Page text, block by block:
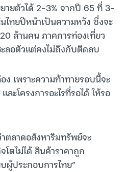
ายตัวได้ 2-3% จากปี 65 ที่ 3-
ไทยปีหน้าเป็นความหวัง ซึ่งจะ
ล้านคน ภาคการท่องเที่ยว
ลอตัวแต่คงไม่ถึงกับติดลบ
เพราะความท้าทายรอบนี้จะ
โครงการอะไรที่รอได้ ให้รอ
ตลาดอสังหาริมทรัพย์จะ
ตไม่ได้ สินค้าราคาถูก
ผู้ประกอบการไทย”